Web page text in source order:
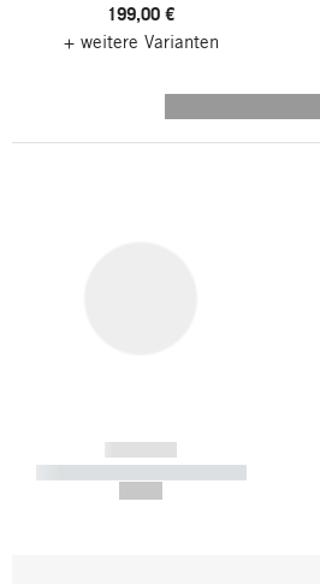
199,00 €
+ weitere Varianten
------------
----------- ----------- -----------